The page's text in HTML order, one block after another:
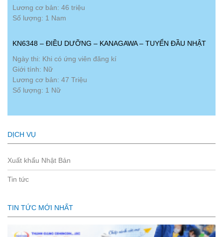
Lương cơ bản: 46 triệu
Số lượng: 1 Nam
KN6348 – ĐIỀU DƯỠNG – KANAGAWA – TUYỂN ĐẦU NHẬT
Ngày thi: Khi có ứng viên đăng kí
Giới tính: Nữ
Lương cơ bản: 47 Triệu
Số lượng: 1 Nữ
DỊCH VỤ
Xuất khẩu Nhật Bản
Tin tức
TIN TỨC MỚI NHẤT